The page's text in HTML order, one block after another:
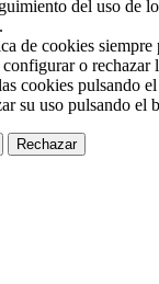
del uso de
.
de cookies siempre
o rechazar
cookies pulsando
su uso pulsando el
Rechazar